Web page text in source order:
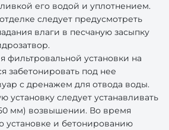
его водой и уплотнением.
следует предусмотреть
влаги в песчаную засыпку
фильтровальной установки на
забетонировать под нее
с дренажем для отвода воды.
установку следует устанавливать
мм) возвышении. Во время
установке и бетонированию